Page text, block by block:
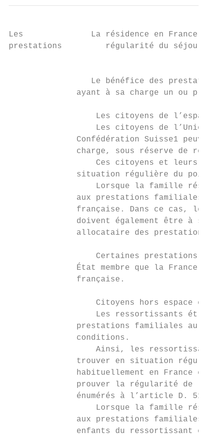
Les              La résidence en France et
prestations         régularité du séjour
Le bénéfice des
ayant à sa charge un ou
Les citoyens de l’espace
Les citoyens de l’Union
Confédération Suisse1
charge, sous réserve de
Ces citoyens et leurs
situation régulière du
Lorsque la famille
aux prestations familiales
française. Dans ce cas, les
doivent également être à sa
allocataire des prestations
Certaines prestations
État membre que la France
              française.
Citoyens hors espace
Les ressortissants
prestations familiales au
              conditions.
Ainsi, les
trouver en situation
habituellement en France et
prouver la régularité de la
énumérés à l’article D. 512-
Lorsque la famille
aux prestations familiales
enfants du ressortissant